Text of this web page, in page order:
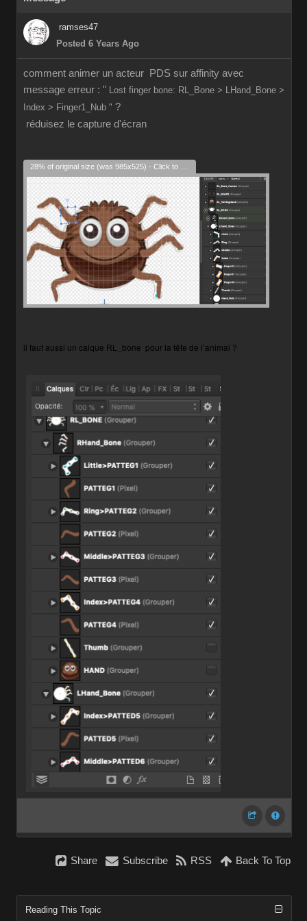
ramses47
Posted 6 Years Ago
comment animer un acteur PDS sur affinity avec
message erreur : " Lost finger bone: RL_Bone > LHand_Bone >
Index > Finger1_Nub " ?
réduisez le capture d'écran
il faut aussi un calque RL_bone pour la tête de l’animal ?
Share Subscribe RSS Back To Top
Reading This Topic